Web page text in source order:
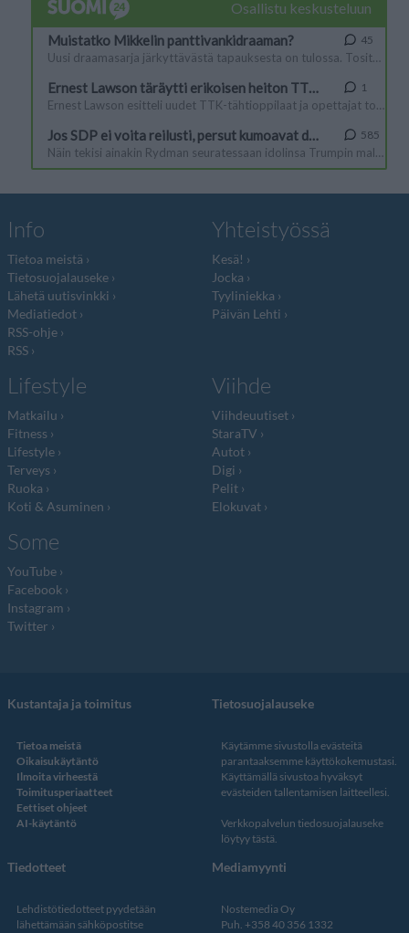
Info
Tietoa meistä
Tietosuojalauseke
Lähetä uutisvinkki
Mediatiedot
RSS-ohje
RSS
Yhteistyössä
Kesä!
Jocka
Tyyliniekka
Päivän Lehti
Lifestyle
Matkailu
Fitness
Lifestyle
Terveys
Ruoka
Koti & Asuminen
Viihde
Viihdeuutiset
StaraTV
Autot
Digi
Pelit
Elokuvat
Some
YouTube
Facebook
Instagram
Twitter
Kustantaja ja toimitus
Tietoa meistä
Oikaisukäytäntö
Ilmoita virheestä
Toimitusperiaatteet
Eettiset ohjeet
AI-käytäntö
Tietosuojalauseke
Käytämme sivustolla evästeitä
parantaaksemme käyttökokemustasi.
Käyttämällä sivustoa hyväksyt
evästeiden tallentamisen laitteellesi.
Verkkopalvelun tiedosuojalauseke
löytyy tästä.
Tiedotteet
Lehdistötiedotteet pyydetään
lähettämään sähköpostitse
Mediamyynti
Nostemedia Oy
Puh. +358 40 356 1332